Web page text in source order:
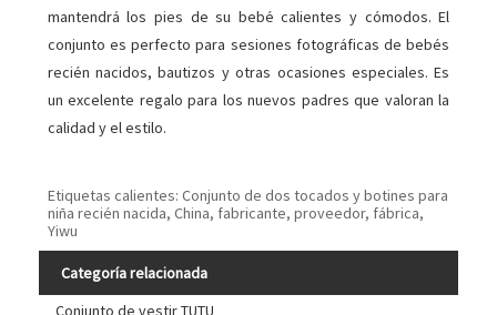
mantendrá los pies de su bebé calientes y cómodos. El
conjunto es perfecto para sesiones fotográficas de bebés
recién nacidos, bautizos y otras ocasiones especiales. Es
un excelente regalo para los nuevos padres que valoran la
calidad y el estilo.
Etiquetas calientes: Conjunto de dos tocados y botines para
niña recién nacida, China, fabricante, proveedor, fábrica,
Yiwu
Categoría relacionada
Conjunto de vestir TUTU